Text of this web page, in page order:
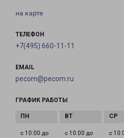
на карте
ТЕЛЕФОН
+7(495) 660-11-11
EMAIL
pecom@pecom.ru
ГРАФИК РАБОТЫ
с 10:00 до
с 10:00 до
с